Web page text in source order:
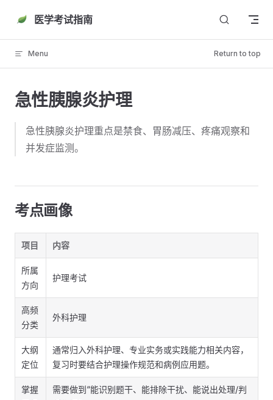
Skip to content
医学考试指南
Menu Return to top
急性胰腺炎护理
急性胰腺炎护理重点是禁食、胃肠减压、疼痛观察和
并发症监测。
考点画像
项目 内容
所属
方向
护理考试
高频
分类
外科护理
大纲
定位
通常归入外科护理、专业实务或实践能力相关内容，
复习时要结合护理操作规范和病例应用题。
掌握
需要做到“能识别题干、能排除干扰、能说出处理/判